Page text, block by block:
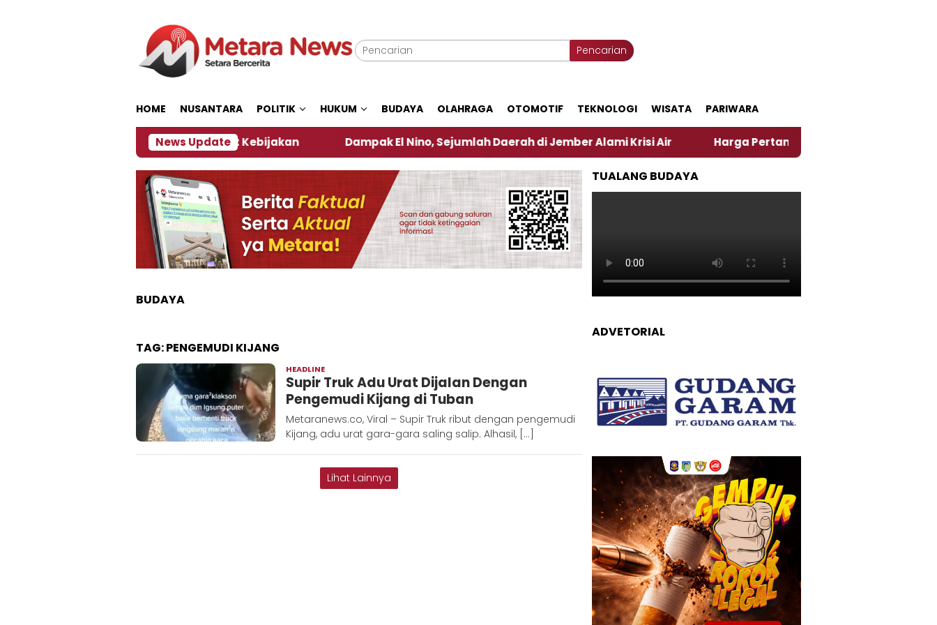
Pencarian
HOME NUSANTARA POLITIK HUKUM BUDAYA OLAHRAGA OTOMOTIF TEKNOLOGI WISATA PARIWARA
News Update
Jember, Ini Kata Pengamat Kebijakan Dampak El Nino, Sejumlah Daerah di Jember Alami Krisi Air Harga Pertamax Turun Per Hari Ini, Segini Harganya
BUDAYA
TAG:PENGEMUDI KIJANG
HEADLINE
Metara
Supir Truk Adu Urat Dijalan Dengan
Pengemudi Kijang di Tuban
Metaranews.co, Viral – Supir Truk ribut dengan pengemudi
Kijang, adu urat gara-gara saling salip. Alhasil, […]
Lihat Lainnya
TUALANG BUDAYA
ADVETORIAL